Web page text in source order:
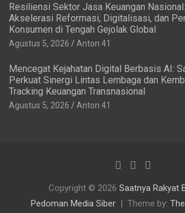
Resiliensi Sektor Jasa Keuangan
Akselerasi Reformasi, Digitalisasi, dan
Konsumen di Tengah Gejolak Global
Agustus 5, 2026 Anton 41
Mencegat Kejahatan Digital Berbasis AI:
Perkuat Sinergi Lintas Lembaga dan
Tracking Keuangan Transnasional
Agustus 5, 2026 Anton 41
Copyright © 2026 Saatnya Rakyat
Pedoman Media Siber
Theme by: